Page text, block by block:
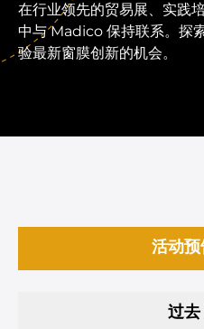
在行业领先的贸易展、实践
中与 Madico 保持联系。探
验最新窗膜创新的机会。